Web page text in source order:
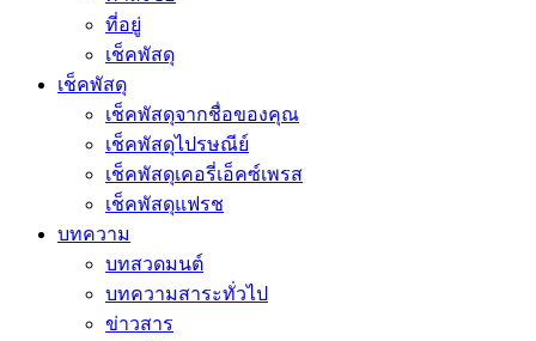
ที่อยู่
เช็คพัสดุ
เช็คพัสดุ
เช็คพัสดุจากชื่อของคุณ
เช็คพัสดุไปรษณีย์
เช็คพัสดุเคอรี่เอ็คซ์เพรส
เช็คพัสดุแฟรช
บทความ
บทสวดมนต์
บทความสาระทั่วไป
ข่าวสาร